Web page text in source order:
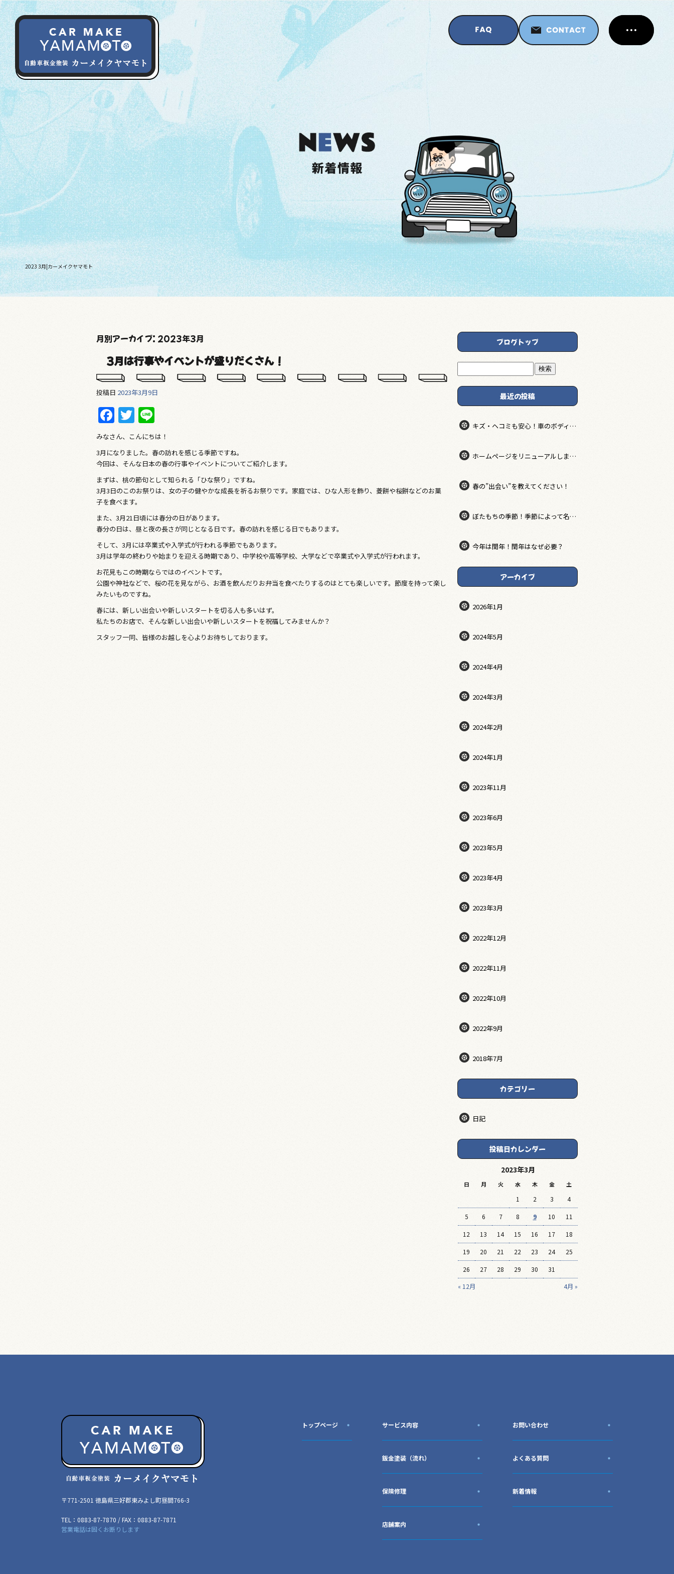
2023 3月|カーメイクヤマモト
月別アーカイブ: 2023年3月
3月は行事やイベントが盛りだくさん！
投稿日 2023年3月9日
F
a
c
e
b
o
o
k
T
w
itt
er
n
e
みなさん、こんにちは！
3月になりました。春の訪れを感じる季節ですね。
今回は、そんな日本の春の行事やイベントについてご紹介します。
まずは、桃の節句として知られる「ひな祭り」ですね。
3月3日のこのお祭りは、女の子の健やかな成長を祈るお祭りです。家庭では、ひな人形を飾り、菱餅や桜餅などのお菓
子を食べます。
また、3月21日頃には春分の日があります。
春分の日は、昼と夜の長さが同じとなる日です。春の訪れを感じる日でもあります。
そして、3月には卒業式や入学式が行われる季節でもあります。
3月は学年の終わりや始まりを迎える時期であり、中学校や高等学校、大学などで卒業式や入学式が行われます。
お花見もこの時期ならではのイベントです。
公園や神社などで、桜の花を見ながら、お酒を飲んだりお弁当を食べたりするのはとても楽しいです。節度を持って楽し
みたいものですね。
春には、新しい出会いや新しいスタートを切る人も多いはず。
私たちのお店で、そんな新しい出会いや新しいスタートを祝福してみませんか？
スタッフ一同、皆様のお越しを心よりお待ちしております。
ブログトップ
最近の投稿
キズ・ヘコミも安心！車のボディ修理は無料見積もりで賢く鈑金塗装
ホームページをリニューアルしました。
春の”出会い”を教えてください！
ぼたもちの季節！季節によって名前が違うってホント？
今年は閏年！閏年はなぜ必要？
アーカイブ
2026年1月
2024年5月
2024年4月
2024年3月
2024年2月
2024年1月
2023年11月
2023年6月
2023年5月
2023年4月
2023年3月
2022年12月
2022年11月
2022年10月
2022年9月
2018年7月
カテゴリー
日記
投稿日カレンダー
2023年3月
日 月 火 水 木 金 土
« 12月 4月 »
1 2 3 4
5 6 7 8 9 10 11
12 13 14 15 16 17 18
19 20 21 22 23 24 25
26 27 28 29 30 31
トップページ サービス内容
鈑金塗装（流れ）
保険修理
店舗案内
お問い合わせ
よくある質問
新着情報
〒771-2501 徳島県三好郡東みよし町昼間766-3
TEL：0883-87-7870 / FAX：0883-87-7871
営業電話は固くお断りします